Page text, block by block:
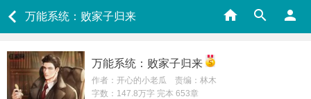
万能系统：败家子归来
万能系统：败家子归来
作者：开心的小老瓜 责编：林木
字数：147.8万字 完本 653章